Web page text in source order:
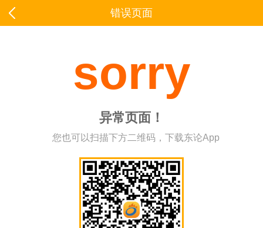
错误页面
sorry
异常页面！
您也可以扫描下方二维码，下载东论App